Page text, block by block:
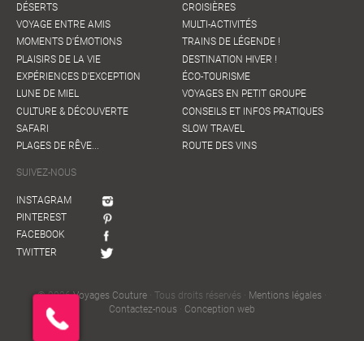
DÉSERTS
VOYAGE ENTRE AMIS
MOMENTS D'ÉMOTIONS
PLAISIRS DE LA VIE
EXPÉRIENCES D'EXCEPTION
LUNE DE MIEL
CULTURE & DÉCOUVERTE
SAFARI
PLAGES DE RÊVE...
CROISIÈRES
MULTI-ACTIVITÉS
TRAINS DE LÉGENDE !
DESTINATION HIVER !
ÉCO-TOURISME
VOYAGES EN PETIT GROUPE
CONSEILS ET INFOS PRATIQUES
SLOW TRAVEL
ROUTE DES VINS
SUIVEZ-NOUS
INSTAGRAM
PINTEREST
FACEBOOK
TWITTER
© 2026Voyages Couture · Tous droits réservés · Mentions légales ·
Contactez-nous · Conception web